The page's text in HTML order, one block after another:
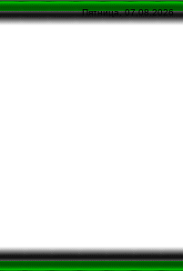
Пятница, 07.08.2026